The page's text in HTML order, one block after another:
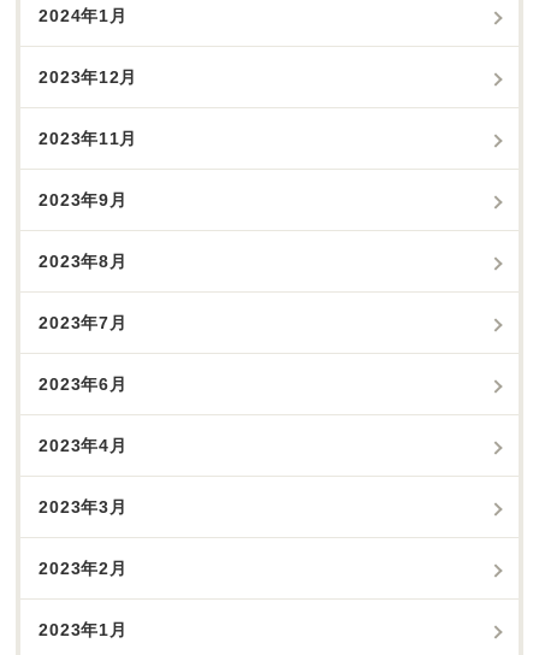
2024年1月
2023年12月
2023年11月
2023年9月
2023年8月
2023年7月
2023年6月
2023年4月
2023年3月
2023年2月
2023年1月